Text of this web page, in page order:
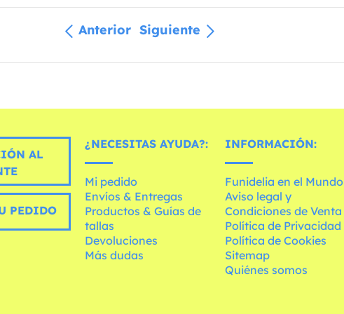
Anterior Siguiente
AL
PEDIDO
¿NECESITAS AYUDA?:
Mi pedido
Envíos & Entregas
Productos & Guías de
tallas
Devoluciones
Más dudas
INFORMACIÓN:
Funidelia en el Mundo
Aviso legal y
Condiciones de Venta
Política de Privacidad
Política de Cookies
Sitemap
Quiénes somos